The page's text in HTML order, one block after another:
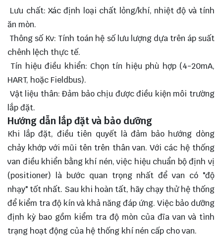
Lưu chất: Xác định loại chất lỏng/khí, nhiệt độ và tính
ăn mòn.
Thông số Kv: Tính toán hệ số lưu lượng dựa trên áp suất
chênh lệch thực tế.
Tín hiệu điều khiển: Chọn tín hiệu phù hợp (4-20mA,
HART, hoặc Fieldbus).
Vật liệu thân: Đảm bảo chịu được điều kiện môi trường
lắp đặt.
Hướng dẫn lắp đặt và bảo dưỡng
Khi lắp đặt, điều tiên quyết là đảm bảo hướng dòng
chảy khớp với mũi tên trên thân van. Với các hệ thống
van điều khiển bằng khí nén, việc hiệu chuẩn bộ định vị
(positioner) là bước quan trọng nhất để van có "độ
nhạy" tốt nhất. Sau khi hoàn tất, hãy chạy thử hệ thống
để kiểm tra độ kín và khả năng đáp ứng. Việc bảo dưỡng
định kỳ bao gồm kiểm tra độ mòn của đĩa van và tình
trạng hoạt động của hệ thống khí nén cấp cho van.